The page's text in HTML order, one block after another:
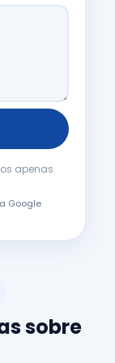
apenas
Google
sobre